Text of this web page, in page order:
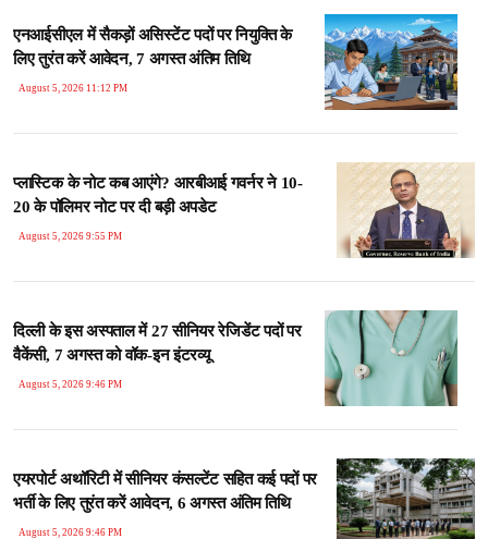
एनआईसीएल में सैकड़ों असिस्टेंट पदों पर नियुक्ति के
लिए तुरंत करें आवेदन, 7 अगस्त अंतिम तिथि
August 5, 2026 11:12 PM
प्लास्टिक के नोट कब आएंगे? आरबीआई गवर्नर ने 10-
20 के पॉलिमर नोट पर दी बड़ी अपडेट
August 5, 2026 9:55 PM
दिल्ली के इस अस्पताल में 27 सीनियर रेजिडेंट पदों पर
वैकेंसी, 7 अगस्त को वॉक-इन इंटरव्यू
August 5, 2026 9:46 PM
एयरपोर्ट अथॉरिटी में सीनियर कंसल्टेंट सहित कई पदों पर
भर्ती के लिए तुरंत करें आवेदन, 6 अगस्त अंतिम तिथि
August 5, 2026 9:46 PM